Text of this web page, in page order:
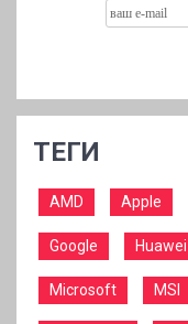
ТЕГИ
AMD Apple
Google Huawei
Microsoft MSI